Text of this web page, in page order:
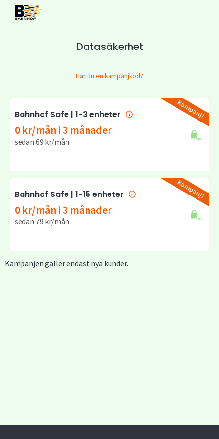
Datasäkerhet
Har du en kampanjkod?
Kampanj!
Bahnhof Safe | 1-3 enheter
0 kr/mån i 3 månader
sedan 69 kr/mån
Kampanj!
Bahnhof Safe | 1-15 enheter
0 kr/mån i 3 månader
sedan 79 kr/mån
Kampanjen gäller endast nya kunder.